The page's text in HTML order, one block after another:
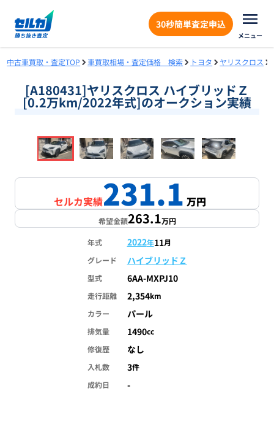
30秒簡単査定申込
メニュー
中古車買取・査定TOP 車買取相場・査定価格 検索 トヨタ ヤリスクロス
[A180431]ヤリスクロス ハイブリッドＺ
[0.2万km/2022年式]のオークション実績
1/18
セルカ実績231.1万円
希望金額263.1万円
年式 2022年11月
グレード
ハイブリッドＺ
型式 6AA-MXPJ10
走行距離 2,354km
カラー
パール
排気量 1490cc
修復歴
なし
入札数 3件
成約日
-